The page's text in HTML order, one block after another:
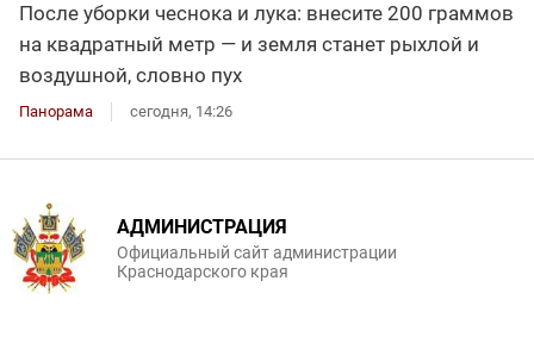
После уборки чеснока и лука: внесите 200 граммов
на квадратный метр — и земля станет рыхлой и
воздушной, словно пух
Панорама сегодня, 14:26
АДМИНИСТРАЦИЯ
Официальный сайт администрации
Краснодарского края